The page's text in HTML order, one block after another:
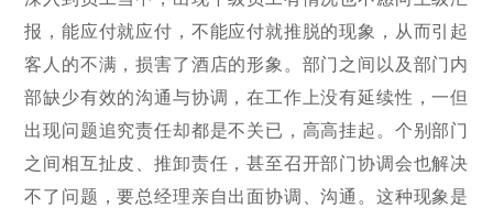
报，能应付就应付，不能应付就推脱的现象，从而引起
客人的不满，损害了酒店的形象。部门之间以及部门内
部缺少有效的沟通与协调，在工作上没有延续性，一但
出现问题追究责任却都是不关已，高高挂起。个别部门
之间相互扯皮、推卸责任，甚至召开部门协调会也解决
不了问题，要总经理亲自出面协调、沟通。这种现象是